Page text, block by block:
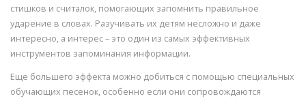
стишков и считалок, помогающих запомнить правильное
ударение в словах. Разучивать их детям несложно и даже
интересно, а интерес – это один из самых эффективных
инструментов запоминания информации.
Еще большего эффекта можно добиться с помощью специальных
обучающих песенок, особенно если они сопровождаются